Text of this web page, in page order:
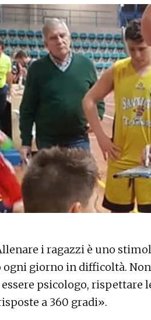
i ragazzi è uno
giorno in difficoltà. Non
psicologo, rispettare
a 360 gradi».